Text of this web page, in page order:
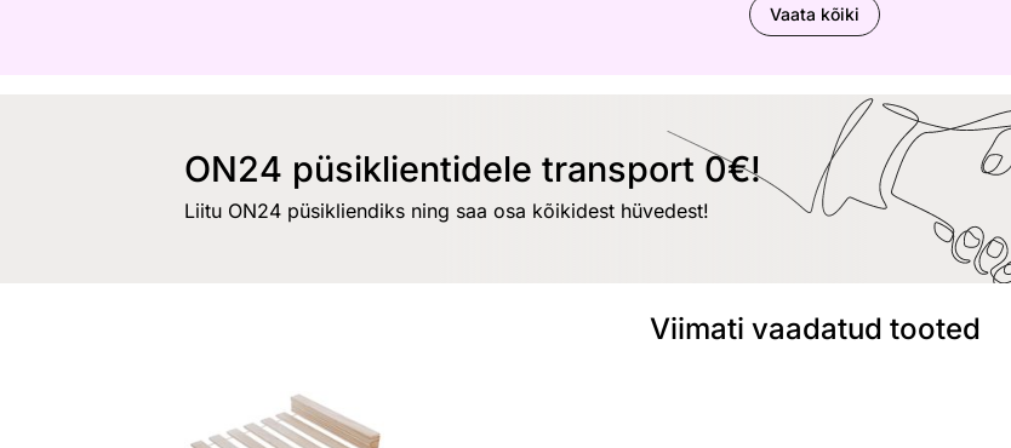
Vaata kõiki
ON24 püsiklientidele transport 0€!
Liitu ON24 püsikliendiks ning saa osa kõikidest hüvedest!
Viimati vaadatud tooted